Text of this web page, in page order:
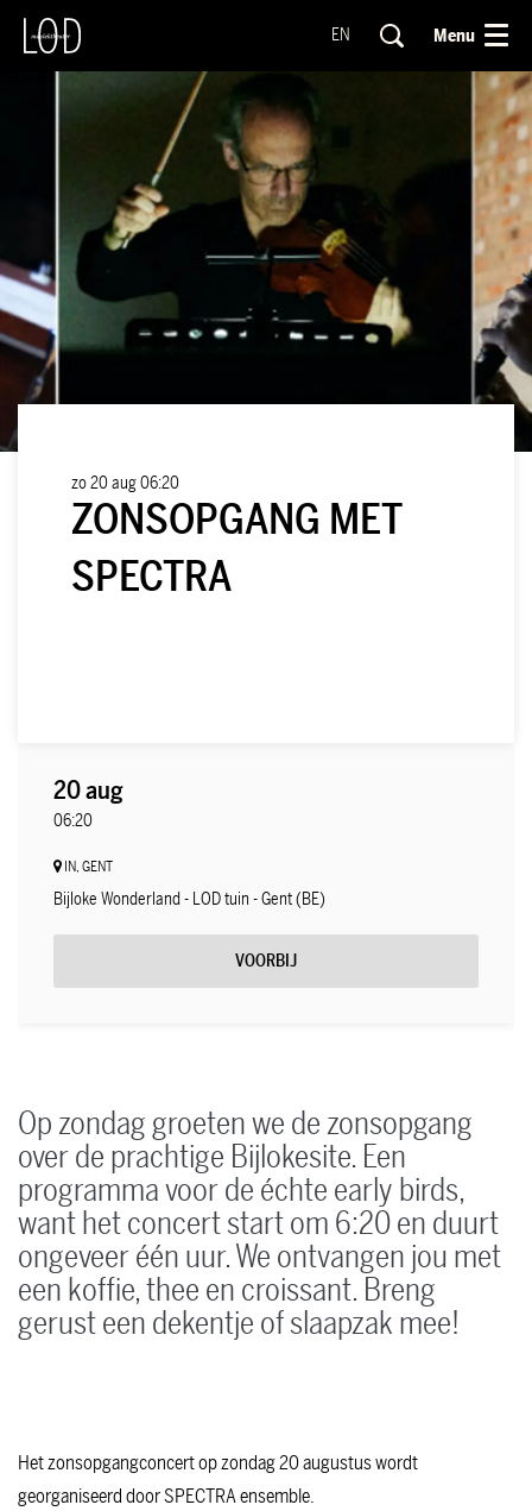
EN Menu
ZONSOPGANG MET
SPECTRA
zo 20 aug06:20
20 aug
06:20
IN, GENT
Bijloke Wonderland - LOD tuin - Gent (BE)
VOORBIJ
Op zondag groeten we de zonsopgang
over de prachtige Bijlokesite. Een
programma voor de échte early birds,
want het concert start om 6:20 en duurt
ongeveer één uur. We ontvangen jou met
een koffie, thee en croissant. Breng
gerust een dekentje of slaapzak mee!
Het zonsopgangconcert op zondag 20 augustus wordt
georganiseerd door SPECTRA ensemble.